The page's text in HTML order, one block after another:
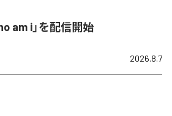
am i」を配信開始
2026.8.7